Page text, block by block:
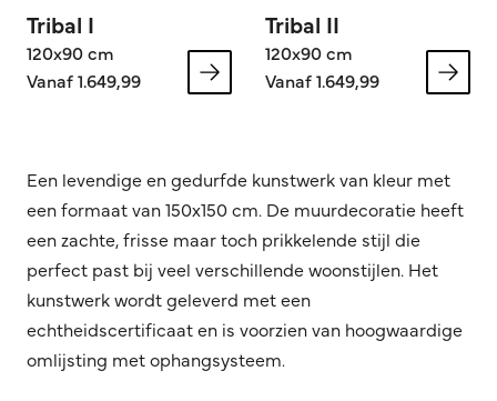
Tribal I
120x90 cm
Vanaf 1.649,99
Tribal II
120x90 cm
Vanaf 1.649,99
Een levendige en gedurfde kunstwerk van kleur met
een formaat van 150x150 cm. De muurdecoratie heeft
een zachte, frisse maar toch prikkelende stijl die
perfect past bij veel verschillende woonstijlen. Het
kunstwerk wordt geleverd met een
echtheidscertificaat en is voorzien van hoogwaardige
omlijsting met ophangsysteem.